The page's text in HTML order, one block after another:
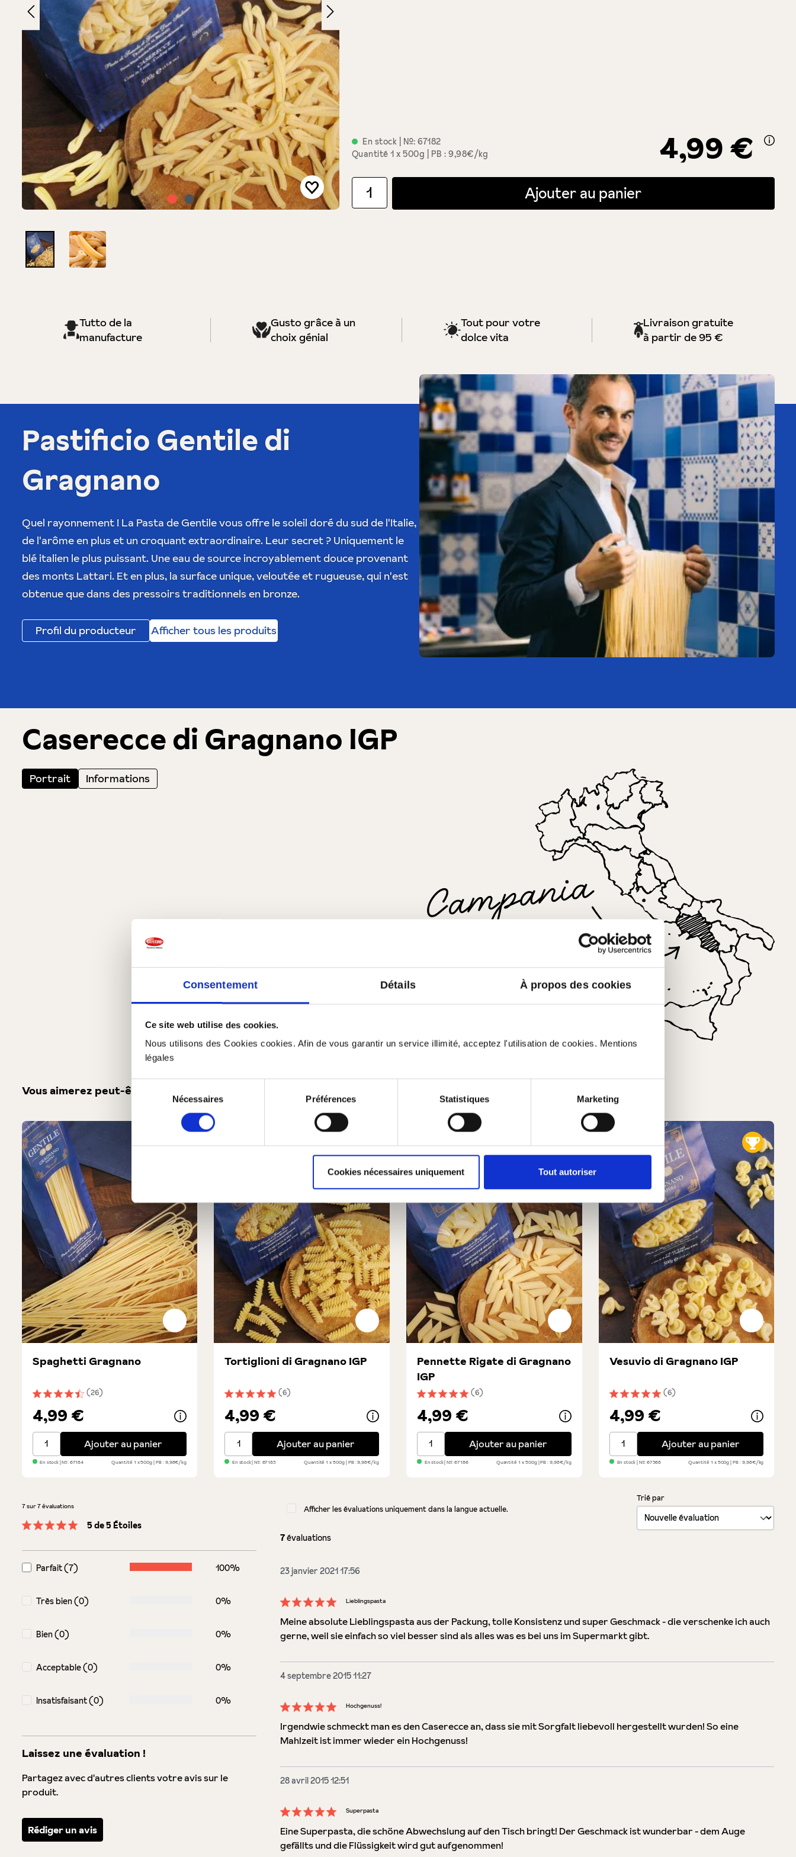
Consentement Détails À propos des cookies
Ce site web utilise des cookies.
Nous utilisons des Cookies cookies. Afin de vous garantir un service illimité, acceptez l'utilisation de cookies. Mentions
légales
consentement
Nécessaires Préférences Statistiques Marketing
Cookies nécessaires uniquement Tout autoriser
En stock | №: 67182
Quantité 1 x 500g PB : 9,98€/kg 4,99 €
Quantité de produit : Entrez la quantité souhaitée ou utilisez les boutons pour augmenter ou diminuer la quantité.
Ajouter au panier
Tutto de la
manufacture
Gusto grâce à un
choix génial
Tout pour votre
dolce vita
Livraison gratuite
à partir de 95 €
Pastificio Gentile di
Gragnano
Quel rayonnement ! La Pasta de Gentile vous offre le soleil doré du sud de l'Italie,
de l'arôme en plus et un croquant extraordinaire. Leur secret ? Uniquement le
blé italien le plus puissant. Une eau de source incroyablement douce provenant
des monts Lattari. Et en plus, la surface unique, veloutée et rugueuse, qui n'est
obtenue que dans des pressoirs traditionnels en bronze.
Profil du producteur Afficher tous les produits
Caserecce di Gragnano IGP
Portrait Informations
Profil de la région
Vous aimerez peut-être aussi
Produktgalerie überspringen
Note moyenne de 4.5 sur 5 étoiles
(26)
Spaghetti Gragnano
4,99 €
Spaghetti GragnanoAjouter au panier
En stock| №:67184 Quantité1 x 500g PB : 9,98€/kg
Note moyenne de 5 sur 5 étoiles
(6)
Tortiglioni di Gragnano IGP
4,99 €
Tortiglioni di Gragnano IGP
Ajouter au panier
En stock| №:67183 Quantité1 x 500g PB : 9,98€/kg
Note moyenne de 5 sur 5 étoiles
(6)
Pennette Rigate di Gragnano
IGP
4,99 €
Pennette Rigate di Gragnano IGP
Ajouter au panier
En stock| №:67186 Quantité1 x 500g PB : 9,98€/kg
Note moyenne de 5 sur 5 étoiles
(6)
Vesuvio di Gragnano IGP
4,99 €
Vesuvio di Gragnano IGP
Ajouter au panier
En stock| №:67368 Quantité1 x 500g PB : 9,98€/kg
7 sur 7 évaluations
5 de 5 Étoiles
Parfait (7) 100%
Très bien (0) 0%
Bien (0) 0%
Acceptable (0) 0%
Insatisfaisant (0) 0%
Laissez une évaluation !
Partagez avec d'autres clients votre avis sur le
produit.
Rédiger un avis
Afficher les évaluations uniquement dans la langue actuelle.
Trié par
7évaluations
23 janvier 2021 17:56
Évaluation avec une note de 5 sur 5 étoiles
Lieblingspasta
Meine absolute Lieblingspasta aus der Packung, tolle Konsistenz und super Geschmack - die verschenke ich auch
gerne, weil sie einfach so viel besser sind als alles was es bei uns im Supermarkt gibt.
4 septembre 2015 11:27
Évaluation avec une note de 5 sur 5 étoiles
Hochgenuss!
Irgendwie schmeckt man es den Caserecce an, dass sie mit Sorgfalt liebevoll hergestellt wurden! So eine
Mahlzeit ist immer wieder ein Hochgenuss!
28 avril 2015 12:51
Évaluation avec une note de 5 sur 5 étoiles
Superpasta
Eine Superpasta, die schöne Abwechslung auf den Tisch bringt! Der Geschmack ist wunderbar - dem Auge
gefällts und die Flüssigkeit wird gut aufgenommen!